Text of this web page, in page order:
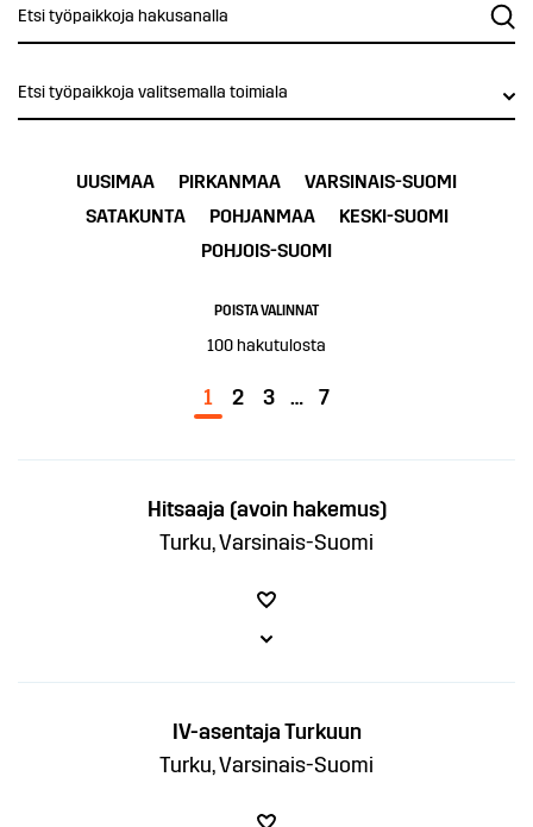
Etsi työpaikkoja valitsemalla toimiala
UUSIMAA PIRKANMAA
VARSINAIS-SUOMI
SATAKUNTA
POHJANMAA
KESKI-SUOMI
POHJOIS-SUOMI
POISTA VALINNAT
100hakutulosta
1 2 3 … 7
Hitsaaja (avoin hakemus)
Turku, Varsinais-Suomi
IV-asentaja Turkuun
Turku, Varsinais-Suomi